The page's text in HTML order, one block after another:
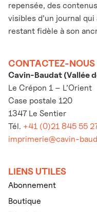
repensée, des
visibles d’un journal
restant fidèle à son
CONTACTEZ-NOUS
Cavin-Baudat (Vallée
Le Crépon 1 – L’Orient
Case postale 120
1347 Le Sentier
Tél. +41 (0)21 845 55
imprimerie@cavin-
LIENS UTILES
Abonnement
Boutique